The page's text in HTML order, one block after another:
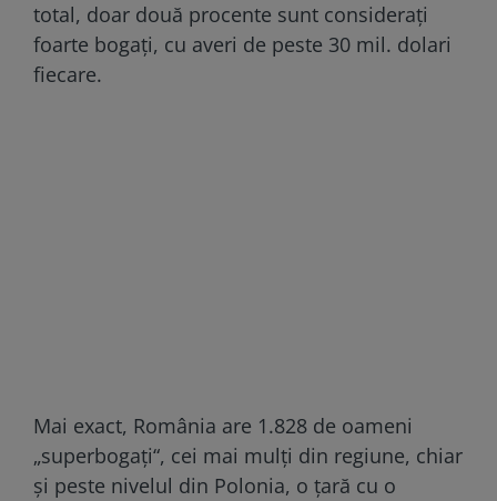
total, doar două procente sunt consideraţi
foarte bogaţi, cu averi de peste 30 mil. dolari
fiecare.
Mai exact, România are 1.828 de oameni
„superbogaţi“, cei mai mulţi din regiune, chiar
şi peste nivelul din Polonia, o ţară cu o